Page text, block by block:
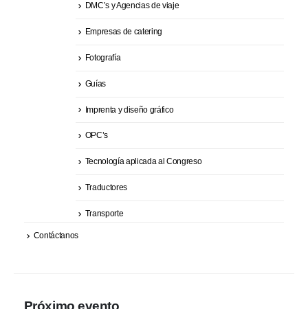
DMC’s y Agencias de viaje
Empresas de catering
Fotografía
Guías
Imprenta y diseño gráfico
OPC’s
Tecnología aplicada al Congreso
Traductores
Transporte
Contáctanos
Próximo evento